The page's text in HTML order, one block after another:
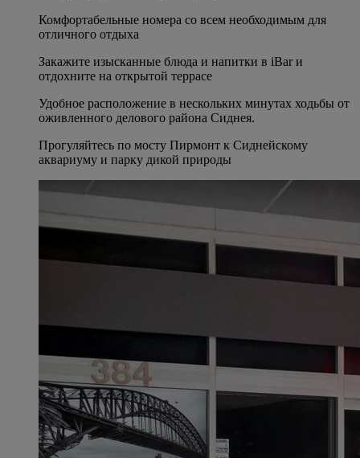
Комфортабельные номера со всем необходимым для
отличного отдыха
Закажите изысканные блюда и напитки в iBar и
отдохните на открытой террасе
Удобное расположение в нескольких минутах ходьбы от
оживленного делового района Сиднея.
Прогуляйтесь по мосту Пирмонт к Сиднейскому
аквариуму и парку дикой природы